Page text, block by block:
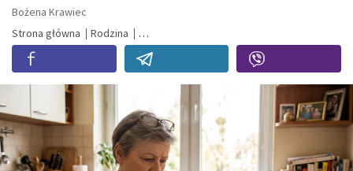
Bożena Krawiec
Strona główna
Rodzina